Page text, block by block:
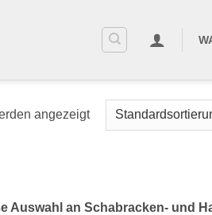
angezeigt
Auswahl an Schabracken- und